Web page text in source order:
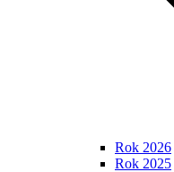
Rok 2026
Rok 2025